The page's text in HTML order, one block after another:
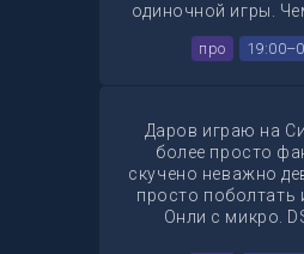
одиночной игры.
том что если ты
команду по типу " у
если смотреть
до сентября пока
снова в шклоу
Поэтому если
развиваться
про
Даров играю на
более просто
скучено неважно
просто поболтать
Онли с микро.